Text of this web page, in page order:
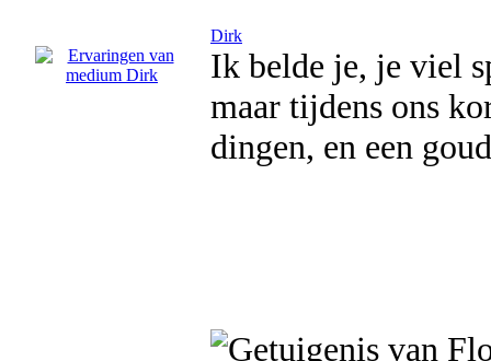
Dirk
Ik belde je, je viel
maar tijdens ons
dingen, en een